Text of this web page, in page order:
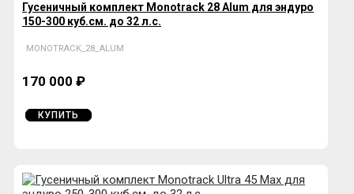
Гусеничный комплект Monotrack 28 Alum для эндуро
150-300 куб.см. до 32 л.с.
MONOTRACK_28_ALUM
170 000 ₽
КУПИТЬ